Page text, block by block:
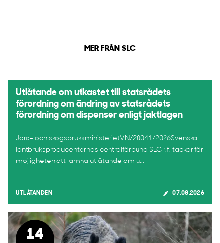
MER FRÅN SLC
Utlåtande om utkastet till statsrådets
förordning om ändring av statsrådets
förordning om dispenser enligt jaktlagen
Jord- och skogsbruksministerietVN/20041/2026Svenska
lantbruksproducenternas centralförbund SLC r.f. tackar för
möjligheten att lämna utlåtande om u...
UTLÅTANDEN 07.08.2026
14